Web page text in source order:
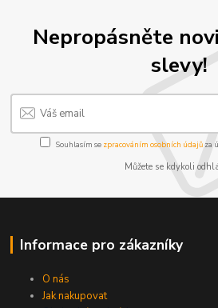
Nepropásněte
slevy!
Souhlasím se zpracováním osobních údajůza
Můžete se kdykoli
Informace pro zákazníky
O nás
Jak nakupovat